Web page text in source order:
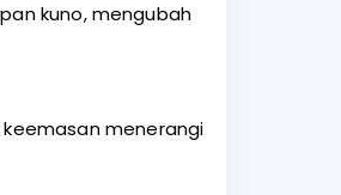
kuno, mengubah
menerangi